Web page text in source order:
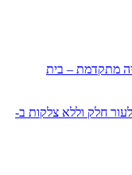
מתקדמת – בית
חלק וללא צלקות ב-